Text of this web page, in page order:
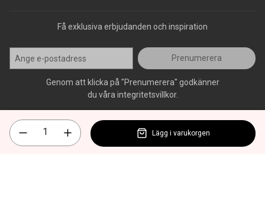
Få exklusiva erbjudanden och inspiration
Prenumerera
Genom att klicka på "Prenumerera" godkänner
du våra integritetsvillkor.
Lägg i varukorgen